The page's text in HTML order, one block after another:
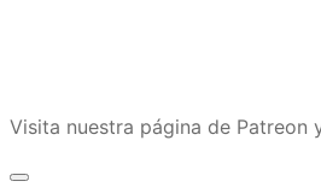
Visita nuestra página de